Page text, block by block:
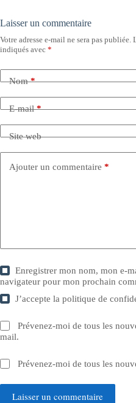
Laisser un commentaire
Votre adresse e-mail ne sera pas publiée.
indiqués avec *
Nom*
E-mail*
Site web
Ajouter un commentaire *
Enregistrer mon nom, mon e-
navigateur pour mon prochain
J’accepte lapolitique de
Prévenez-moi de tous les
mail.
Prévenez-moi de tous les
Laisser un commentaire